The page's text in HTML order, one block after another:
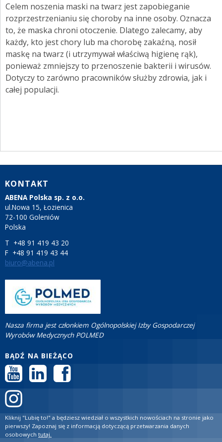
Celem noszenia maski na twarz jest zapobieganie
rozprzestrzenianiu się choroby na inne osoby. Oznacza
to, że maska chroni otoczenie. Dlatego zalecamy, aby
każdy, kto jest chory lub ma chorobę zakaźną, nosił
maskę na twarz (i utrzymywał właściwą higienę rąk),
ponieważ zmniejszy to przenoszenie bakterii i wirusów.
Dotyczy to zarówno pracowników służby zdrowia, jak i
całej populacji.
KONTAKT
ABENA Polska sp. z o.o.
ul.Nowa 15, Łozienica
72-100 Goleniów
Polska
T +48 91 419 43 20
F +48 91 419 43 44
biuro@abena.pl
Nasza firma jest członkiem Ogólnopolskiej Izby Gospodarczej
Wyrobów Medycznych POLMED
BĄDŹ NA BIEŻĄCO
Kliknij "Lubię to!" a będziesz wiedział o wszystkich nowościach na stronie jako
pierwszy! Zapoznaj się z informacją dotyczącą przetwarzania danych
osobowych tutaj.